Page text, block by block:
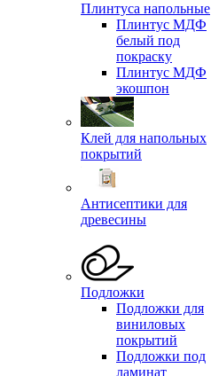
Плинтуса напольные
Плинтус МДФ
белый под
покраску
Плинтус МДФ
экошпон
Клей для напольных
покрытий
Антисептики для
древесины
Подложки
Подложки для
виниловых
покрытий
Подложки под
ламинат